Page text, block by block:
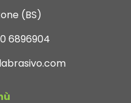
(BS)
6896904